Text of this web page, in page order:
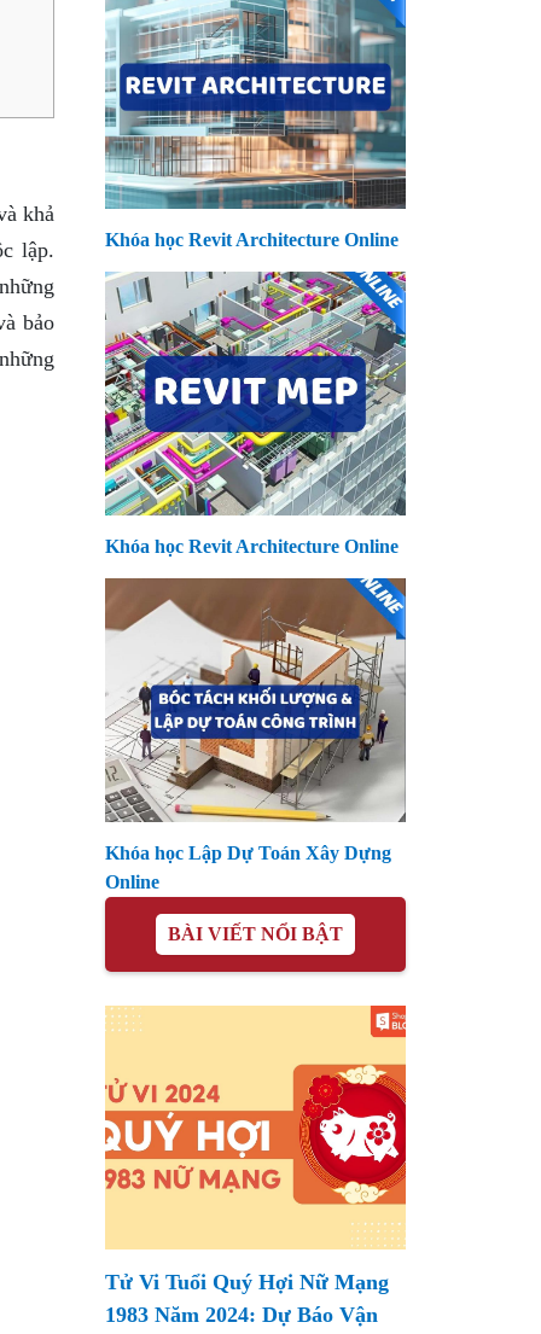
khả
lập.
bảo
Khóa học Revit Architecture Online
Khóa học Revit Architecture Online
Khóa học Lập Dự Toán Xây Dựng
Online
BÀI VIẾT NỔI BẬT
Tử Vi Tuổi Quý Hợi Nữ Mạng
1983 Năm 2024: Dự Báo Vận